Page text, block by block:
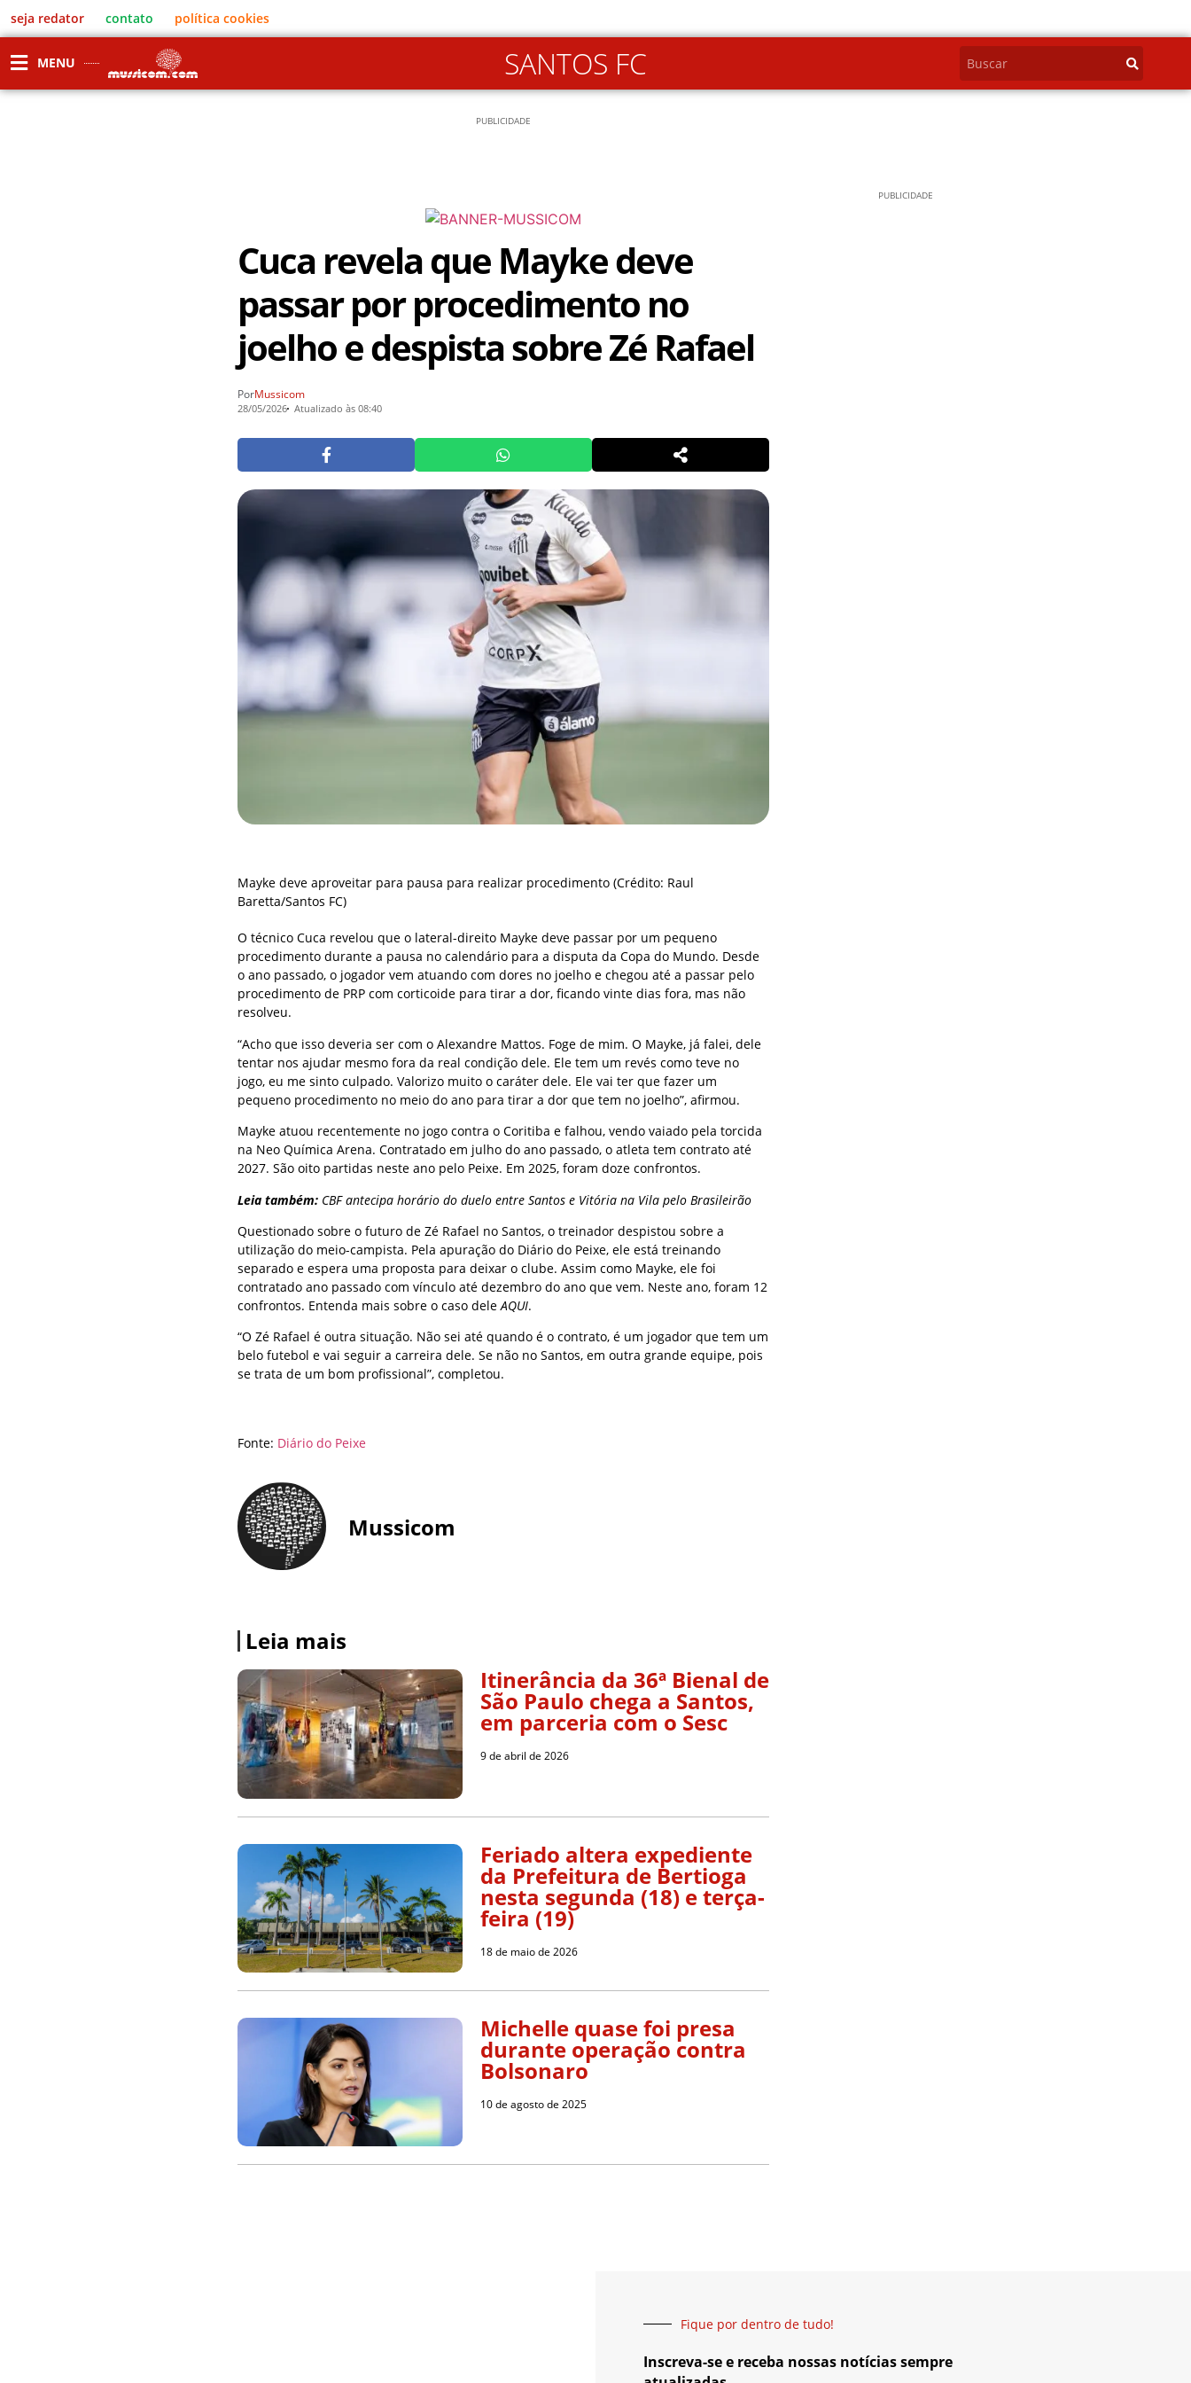
seja redator contato política cookies
MENU SANTOS FC
PUBLICIDADE
Cuca revela que Mayke deve
passar por procedimento no
joelho e despista sobre Zé Rafael
PorMussicom
28/05/2026 Atualizado às 08:40
Mayke deve aproveitar para pausa para realizar procedimento (Crédito: Raul
Baretta/Santos FC)
O técnico Cuca revelou que o lateral-direito Mayke deve passar por um pequeno
procedimento durante a pausa no calendário para a disputa da Copa do Mundo. Desde
o ano passado, o jogador vem atuando com dores no joelho e chegou até a passar pelo
procedimento de PRP com corticoide para tirar a dor, ficando vinte dias fora, mas não
resolveu.
“Acho que isso deveria ser com o Alexandre Mattos. Foge de mim. O Mayke, já falei, dele
tentar nos ajudar mesmo fora da real condição dele. Ele tem um revés como teve no
jogo, eu me sinto culpado. Valorizo muito o caráter dele. Ele vai ter que fazer um
pequeno procedimento no meio do ano para tirar a dor que tem no joelho”, afirmou.
Mayke atuou recentemente no jogo contra o Coritiba e falhou, vendo vaiado pela torcida
na Neo Química Arena. Contratado em julho do ano passado, o atleta tem contrato até
2027. São oito partidas neste ano pelo Peixe. Em 2025, foram doze confrontos.
Leia também: CBF antecipa horário do duelo entre Santos e Vitória na Vila pelo Brasileirão
Questionado sobre o futuro de Zé Rafael no Santos, o treinador despistou sobre a
utilização do meio-campista. Pela apuração do Diário do Peixe, ele está treinando
separado e espera uma proposta para deixar o clube. Assim como Mayke, ele foi
contratado ano passado com vínculo até dezembro do ano que vem. Neste ano, foram 12
confrontos. Entenda mais sobre o caso deleAQUI.
“O Zé Rafael é outra situação. Não sei até quando é o contrato, é um jogador que tem um
belo futebol e vai seguir a carreira dele. Se não no Santos, em outra grande equipe, pois
se trata de um bom profissional”, completou.
Fonte: Diário do Peixe
Mussicom
Leia mais
Itinerância da 36ª Bienal de
São Paulo chega a Santos,
em parceria com o Sesc
9 de abril de 2026
Feriado altera expediente
da Prefeitura de Bertioga
nesta segunda (18) e terça-
feira (19)
18 de maio de 2026
Michelle quase foi presa
durante operação contra
Bolsonaro
10 de agosto de 2025
PUBLICIDADE
Fique por dentro de tudo!
Inscreva-se e receba nossas notícias sempre